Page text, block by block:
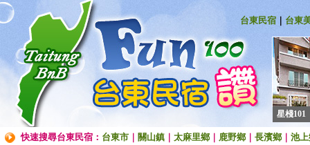
台東民宿 台東
星棧101
快速搜尋台東民宿： 台東市 關山鎮 太麻里鄉｜ 鹿野鄉｜ 長濱鄉｜ 池